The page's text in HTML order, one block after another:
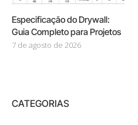
Especificação do Drywall:
Guia Completo para Projetos
7 de agosto de 2026
CATEGORIAS